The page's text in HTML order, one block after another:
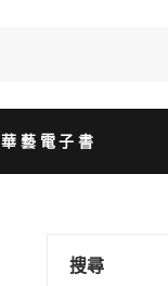
華藝電子書
搜尋